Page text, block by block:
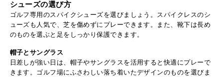
シューズの選び方
ゴルフ専用のスパイクシューズを選びましょう。スパイクレスのシ
ューズも人気で、芝を傷めずにプレーできます。また、靴下は長め
のものを選ぶと足をしっかり保護できます。
帽子とサングラス
日差しが強い日は、帽子やサングラスを活用すると快適にプレーで
きます。ゴルフ場にふさわしい落ち着いたデザインのものを選びま